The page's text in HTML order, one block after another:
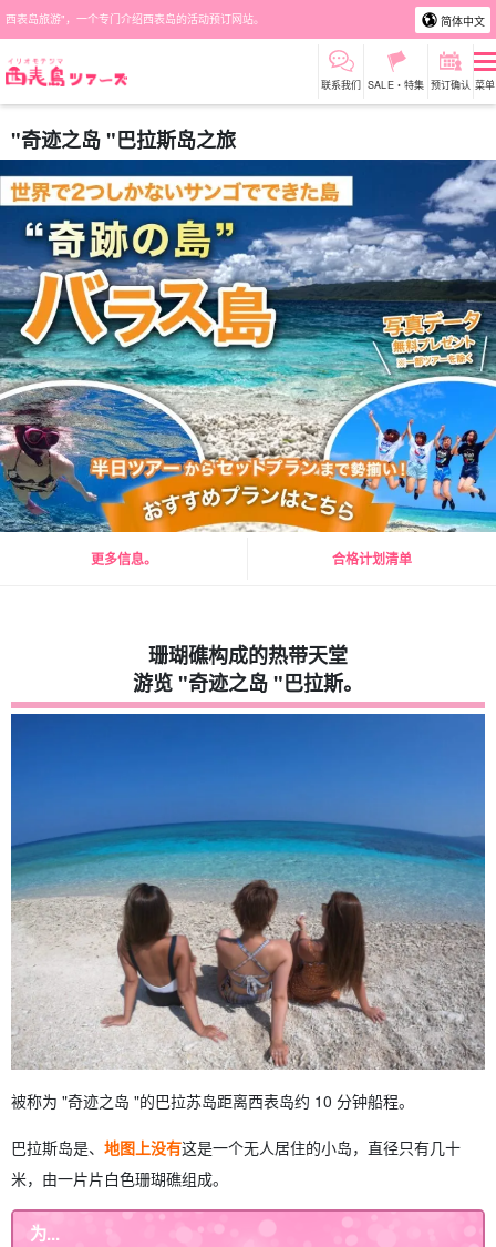
西表岛旅游"，一个专门介绍西表岛的活动预订网站。 简体中文
联系我们 SALE・特集 预订确认 菜单
"奇迹之岛 "巴拉斯岛之旅
更多信息。 合格计划清单
珊瑚礁构成的热带天堂
游览 "奇迹之岛 "巴拉斯。
被称为 "奇迹之岛 "的巴拉苏岛距离西表岛约 10 分钟船程。
巴拉斯岛是、 地图上没有这是一个无人居住的小岛，直径只有几十
米，由一片片白色珊瑚礁组成。
为...